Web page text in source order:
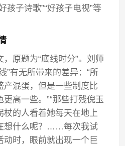
孩子诗歌”“好孩子电视”等
原题为“底线时分”。刘师
”有无所带来的差异：“所
产混蛋，但是一些制度比
高一些。”“那些打残倪玉
杖的人看着她每天在地上
想什么呢？……每次我试
动时，眼前就出现一个巨